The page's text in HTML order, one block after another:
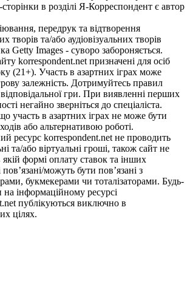
в розділі Я-Корреспондент є автор
передрук та відтворення
творів та/або аудіовізуальних творів
Getty Images - суворо забороняється.
korrespondent.net призначені для осіб
(21+). Участь в азартних іграх може
залежність. Дотримуйтесь правил
гри. При виявленні перших
негайно зверніться до спеціаліста.
участь в азартних іграх не може бути
або альтернативою роботі.
ресурс korrespondent.net не проводить
та/або віртуальні гроші, також сайт не
формі оплату ставок та інших
пов’язані/можуть бути пов’язані з
букмекерами чи тоталізаторами. Будь-
на інформаційному ресурсі
публікуються виключно в
цілях.